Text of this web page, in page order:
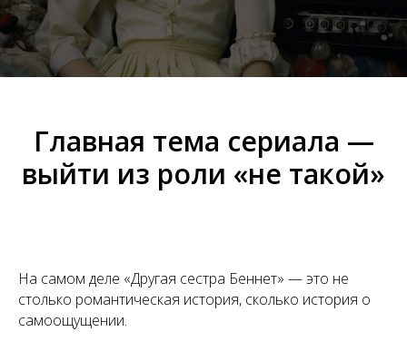
Главная тема сериала —
выйти из роли «не такой»
На самом деле «Другая сестра Беннет» — это не
столько романтическая история, сколько история о
самоощущении.